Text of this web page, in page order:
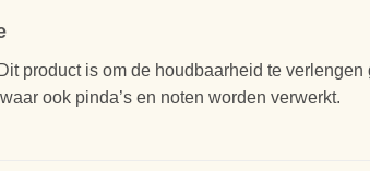
product is om de houdbaarheid te
ook pinda’s en noten worden verwerkt.